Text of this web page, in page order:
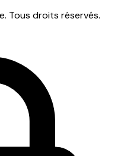
Tous droits réservés.